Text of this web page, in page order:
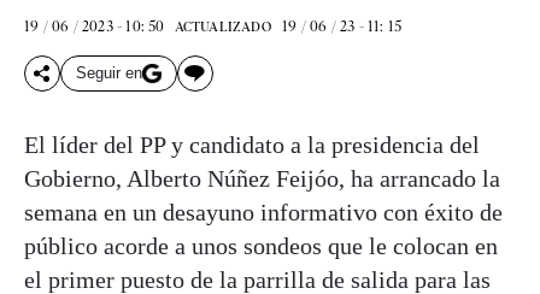
19 / 06 / 2023 - 10: 50 ACTUALIZADO 19 / 06 / 23 - 11: 15
Seguir en
El líder del PP y candidato a la presidencia del
Gobierno, Alberto Núñez Feijóo, ha arrancado la
semana en un desayuno informativo con éxito de
público acorde a unos sondeos que le colocan en
el primer puesto de la parrilla de salida para las